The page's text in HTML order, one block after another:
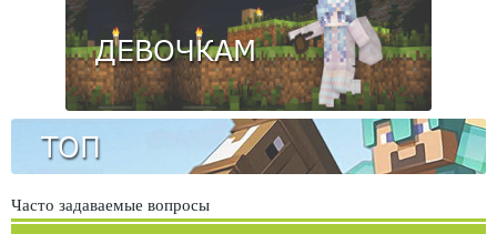
ДЕВОЧКАМ
ТОП
Часто задаваемые вопросы